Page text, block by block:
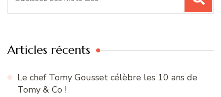
Articles récents
Le chef Tomy Gousset célèbre les 10 ans de
Tomy & Co !